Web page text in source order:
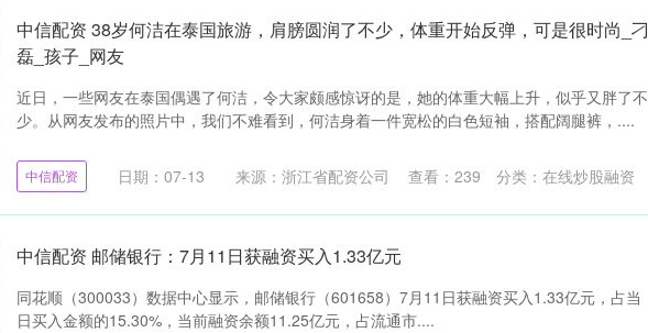
中信配资 38岁何洁在泰国旅游，肩膀圆润了不少，体重开始反弹，可是很时尚_刁
磊_孩子_网友
近日，一些网友在泰国偶遇了何洁，令大家颇感惊讶的是，她的体重大幅上升，似乎又胖了不
少。从网友发布的照片中，我们不难看到，何洁身着一件宽松的白色短袖，搭配阔腿裤，....
中信配资 日期：07-13 来源：浙江省配资公司 查看：239 分类：在线炒股融资
中信配资 邮储银行：7月11日获融资买入1.33亿元
同花顺（300033）数据中心显示，邮储银行（601658）7月11日获融资买入1.33亿元，占当
日买入金额的15.30%，当前融资余额11.25亿元，占流通市....